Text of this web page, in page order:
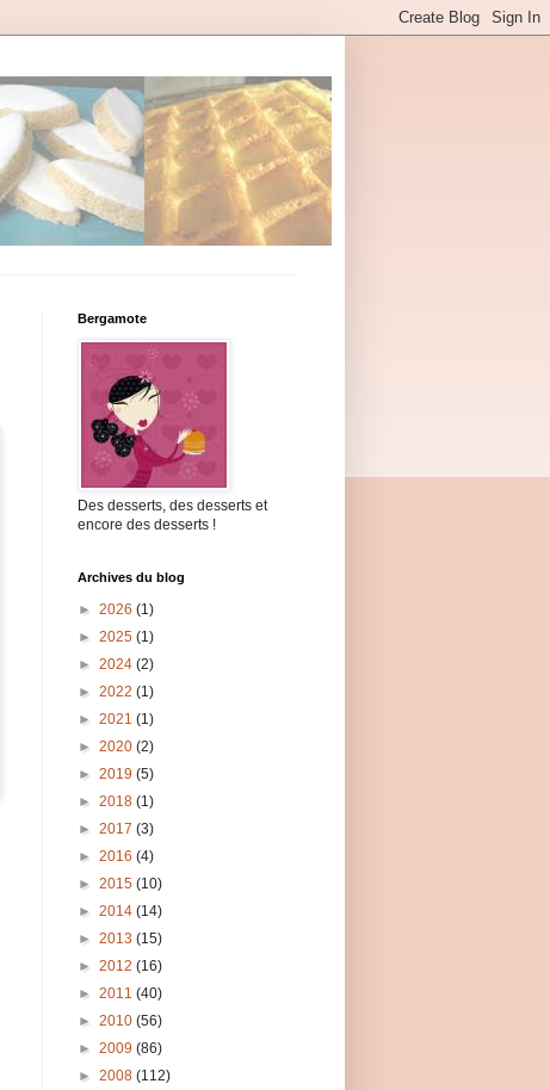
Bergamote
Des desserts, des desserts et
encore des desserts !
Archives du blog
► 2026 (1)
► 2025 (1)
► 2024 (2)
► 2022 (1)
► 2021 (1)
► 2020 (2)
► 2019 (5)
► 2018 (1)
► 2017 (3)
► 2016 (4)
► 2015 (10)
► 2014 (14)
► 2013 (15)
► 2012 (16)
► 2011 (40)
► 2010 (56)
► 2009 (86)
► 2008 (112)